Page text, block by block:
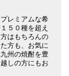
レミアムな希
５０種を超え
はもちろんの
方も、お気に
州の焼酎を豊
しの方にもお